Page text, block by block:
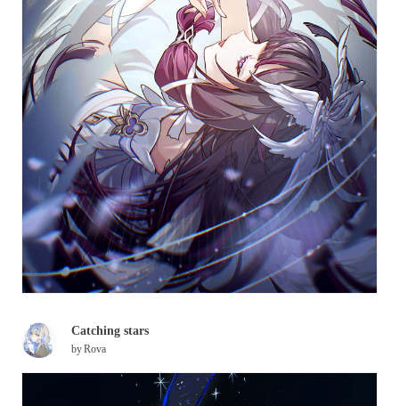
Catching stars
byRova